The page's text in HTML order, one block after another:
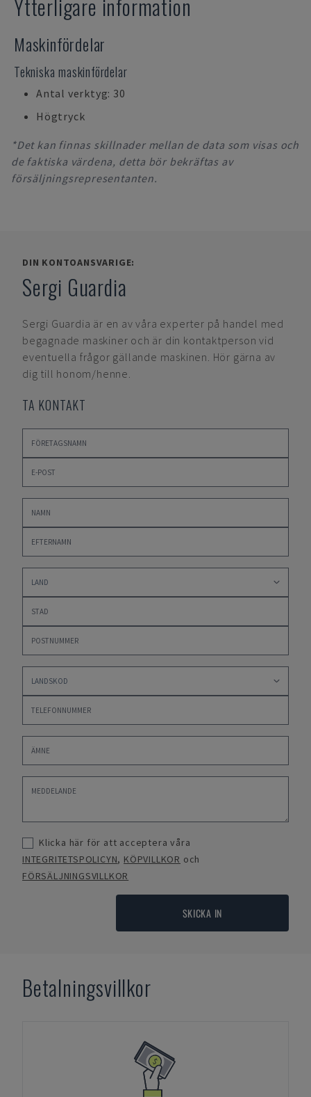
Ytterligare information
Maskinfördelar
Tekniska maskinfördelar
Antal verktyg: 30
Högtryck
*Det kan finnas skillnader mellan de data som visas och
de faktiska värdena, detta bör bekräftas av
försäljningsrepresentanten.
DIN KONTOANSVARIGE:
Sergi Guardia
Sergi Guardia är en av våra experter på handel med
begagnade maskiner och är din kontaktperson vid
eventuella frågor gällande maskinen. Hör gärna av
dig till honom/henne.
TA KONTAKT
Klicka här för att acceptera våra
INTEGRITETSPOLICYN, KÖPVILLKOR och
FÖRSÄLJNINGSVILLKOR
SKICKA IN
Betalningsvillkor